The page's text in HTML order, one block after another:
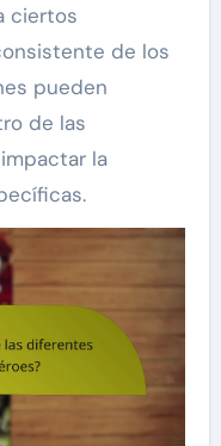
ciertos
de los
pueden
de las
la